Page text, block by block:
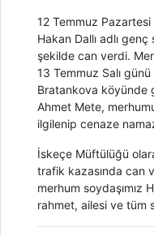
12 Temmuz
Hakan Dallı adlı genç
şekilde can verdi.
13 Temmuz Salı
Bratankova köyünde
Ahmet Mete,
ilgilenip cenaze
İskeçe Müftülüğü
trafik kazasında can
merhum soydaşımız
rahmet, ailesi ve tüm